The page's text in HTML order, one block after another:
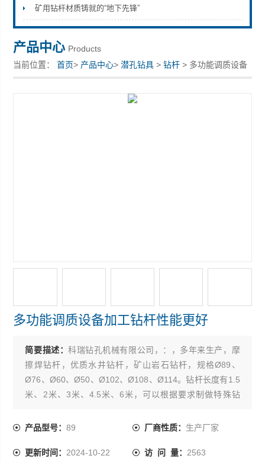
矿用钻杆材质铸就的“地下先锋”
产品中心 Products
当前位置：首页> 产品中心>潜孔钻具 >钻杆 > 多功能调质设备
加工钻杆性能更好
多功能调质设备加工钻杆性能更好
简要描述：科瑞钻孔机械有限公司，：，多年来生产，摩
擦焊钻杆，优质水井钻杆，矿山岩石钻杆，规格Ø89、
Ø76、Ø60、Ø50、Ø102、Ø108、Ø114。钻杆长度有1.5
米、2米、3米、4.5米、6米，可以根据要求制做特殊钻
品使用起来，坚固耐磨，寿命长，得到用户广泛认可。也
产品型号：89 厂商性质： 生产厂家
更新时间： 2024-10-22 访 问 量： 2563